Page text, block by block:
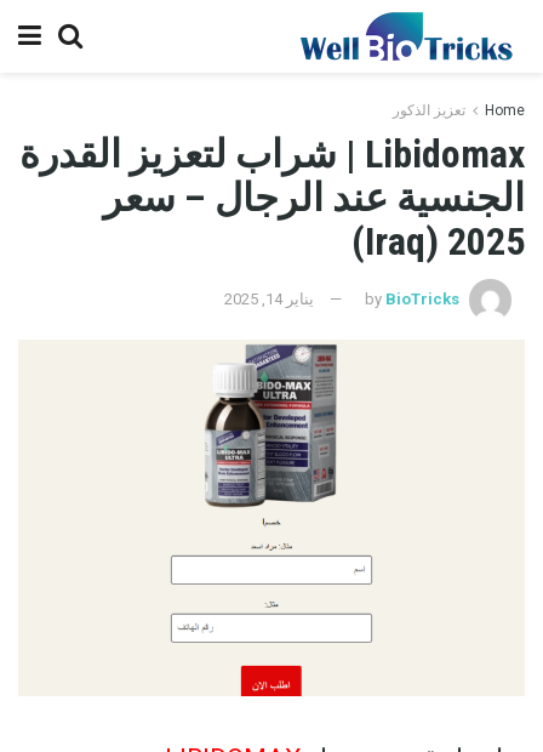
Home تعزيز الذكور
Libidomax | شراب لتعزيز القدرة
الجنسية عند الرجال – سعر
2025 (Iraq)
by BioTricks يناير 14, 2025